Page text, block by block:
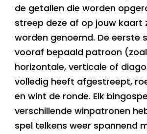
de getallen die worden
streep deze af op jouw kaart
worden genoemd. De eerste
vooraf bepaald patroon
horizontale, verticale of
volledig heeft afgestreept,
en wint de ronde. Elk
verschillende winpatronen
spel telkens weer spannend